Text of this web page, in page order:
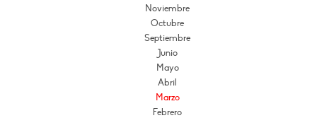
Noviembre
Octubre
Septiembre
Junio
Mayo
Abril
Marzo
Febrero